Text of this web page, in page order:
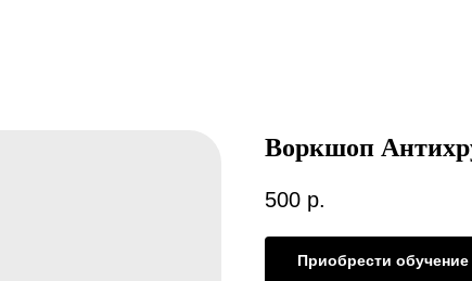
Воркшоп
500 р.
Приобрести обучение